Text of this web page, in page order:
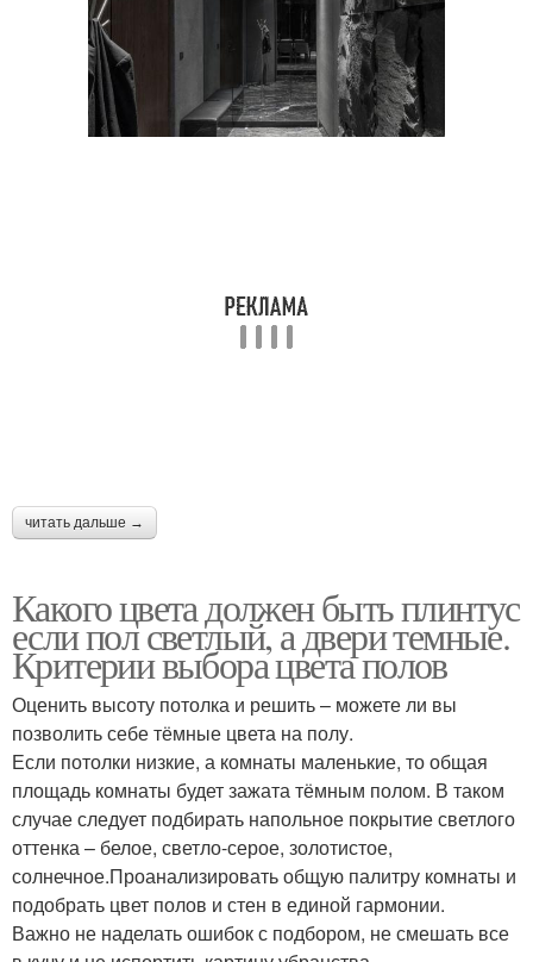
читать дальше →
Какого цвета должен быть плинтус
если пол светлый, а двери темные.
Критерии выбора цвета полов
Оценить высоту потолка и решить – можете ли вы
позволить себе тёмные цвета на полу.
Если потолки низкие, а комнаты маленькие, то общая
площадь комнаты будет зажата тёмным полом. В таком
случае следует подбирать напольное покрытие светлого
оттенка – белое, светло-серое, золотистое,
солнечное.Проанализировать общую палитру комнаты и
подобрать цвет полов и стен в единой гармонии.
Важно не наделать ошибок с подбором, не смешать все